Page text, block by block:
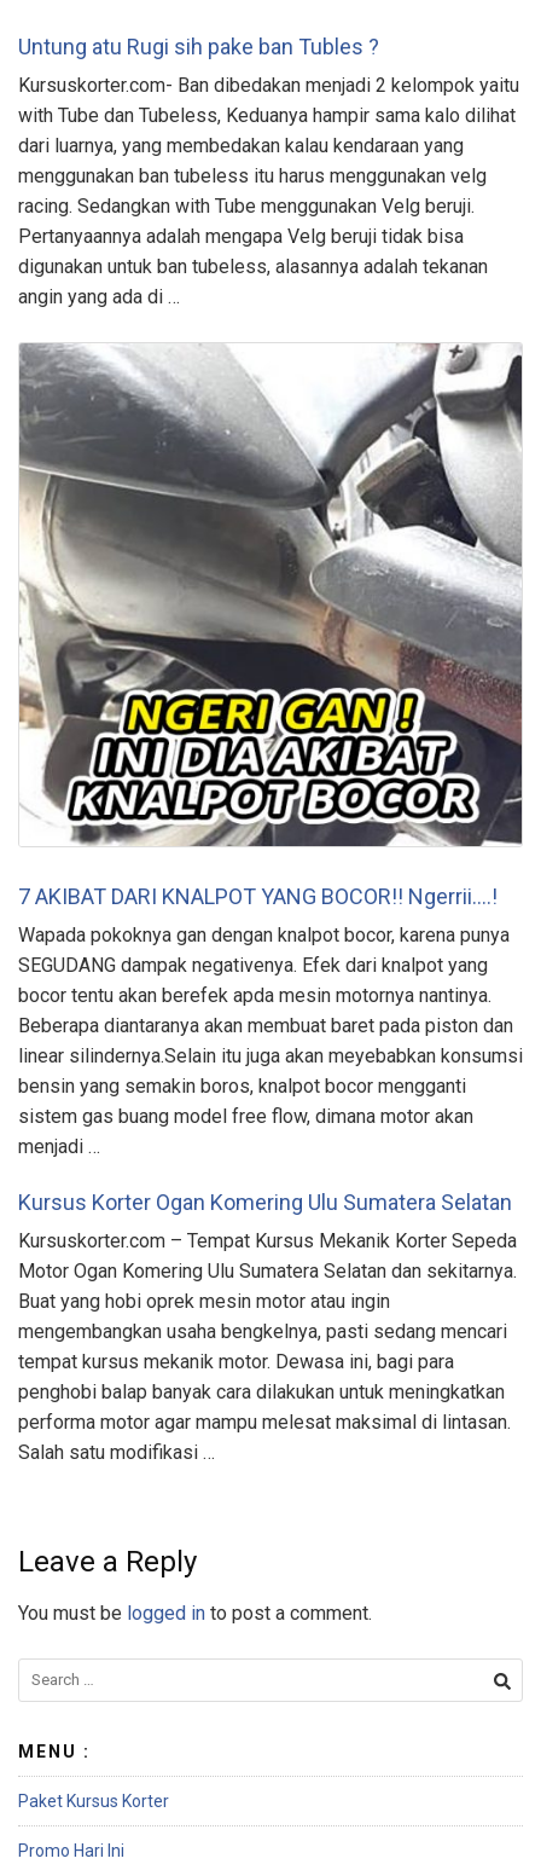
Untung atu Rugi sih pake ban Tubles ?
Kursuskorter.com- Ban dibedakan menjadi 2 kelompok yaitu
with Tube dan Tubeless, Keduanya hampir sama kalo dilihat
dari luarnya, yang membedakan kalau kendaraan yang
menggunakan ban tubeless itu harus menggunakan velg
racing. Sedangkan with Tube menggunakan Velg beruji.
Pertanyaannya adalah mengapa Velg beruji tidak bisa
digunakan untuk ban tubeless, alasannya adalah tekanan
angin yang ada di …
7 AKIBAT DARI KNALPOT YANG BOCOR!! Ngerrii….!
Wapada pokoknya gan dengan knalpot bocor, karena punya
SEGUDANG dampak negativenya. Efek dari knalpot yang
bocor tentu akan berefek apda mesin motornya nantinya.
Beberapa diantaranya akan membuat baret pada piston dan
linear silindernya.Selain itu juga akan meyebabkan konsumsi
bensin yang semakin boros, knalpot bocor mengganti
sistem gas buang model free flow, dimana motor akan
menjadi …
Kursus Korter Ogan Komering Ulu Sumatera Selatan
Kursuskorter.com – Tempat Kursus Mekanik Korter Sepeda
Motor Ogan Komering Ulu Sumatera Selatan dan sekitarnya.
Buat yang hobi oprek mesin motor atau ingin
mengembangkan usaha bengkelnya, pasti sedang mencari
tempat kursus mekanik motor. Dewasa ini, bagi para
penghobi balap banyak cara dilakukan untuk meningkatkan
performa motor agar mampu melesat maksimal di lintasan.
Salah satu modifikasi …
Leave a Reply
You must be logged in to post a comment.
MENU :
Paket Kursus Korter
Promo Hari Ini